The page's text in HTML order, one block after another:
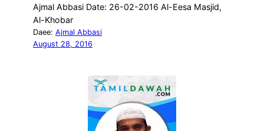
Ajmal Abbasi Date: 26-02-2016 Al-Eesa Masjid,
Al-Khobar
Daee: Ajmal Abbasi
August 28, 2016